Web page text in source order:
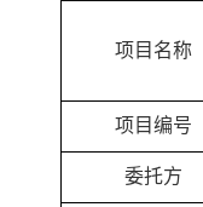
项目名称
项目编号
委托方